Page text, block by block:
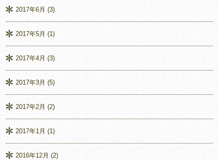
2017年6月 (3)
2017年5月 (1)
2017年4月 (3)
2017年3月 (5)
2017年2月 (2)
2017年1月 (1)
2016年12月 (2)